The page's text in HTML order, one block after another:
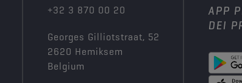
+32 3 870 00 20
Georges Gilliotstraat, 52
2620 Hemiksem
Belgium
APP
DEI